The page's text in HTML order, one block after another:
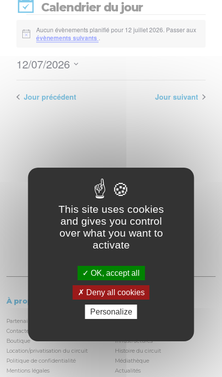
Calendrier du jour
Évènements
for
12
juillet
Notice
Aucun évènements planifié pour 12 juillet 2026. Passer aux
évènements suivants .
par
vues
12/07/2026
date.Jour précédent Jour suivant
À propos
Partenaires et locataires
Contactez-nous
Boutique
Location/privatisation du circuit
Politique de confidentialité
Mentions légales
Le circuit
Informations pratiques
Infrastructures
Histoire du circuit
Médiathèque
Actualités
This site uses cookies
and gives you control
over what you want to
activate
OK, accept all
Deny all cookies
Personalize